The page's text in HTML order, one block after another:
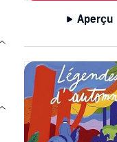
Aperçu